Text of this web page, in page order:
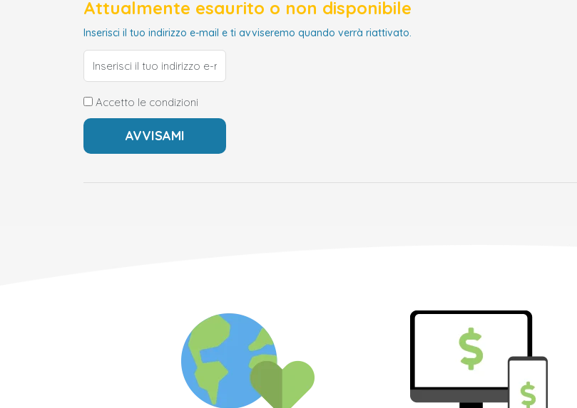
Attualmente esaurito o non disponibile
Inserisci il tuo indirizzo e-mail e ti avviseremo quando verrà riattivato.
Accetto le condizioni